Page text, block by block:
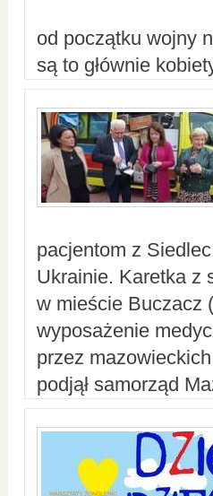
od początku wojny
są to głównie
pacjentom z
Ukrainie. Karetka z
w mieście Buczacz
wyposażenie
przez
podjął samorząd